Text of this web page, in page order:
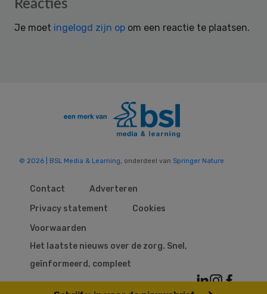
Reacties
Je moet ingelogd zijn op om een reactie te plaatsen.
© 2026 | BSL Media & Learning, onderdeel van Springer Nature
Contact
Adverteren
Privacy statement
Cookies
Voorwaarden
Het laatste nieuws over de zorg. Snel,
geïnformeerd, compleet